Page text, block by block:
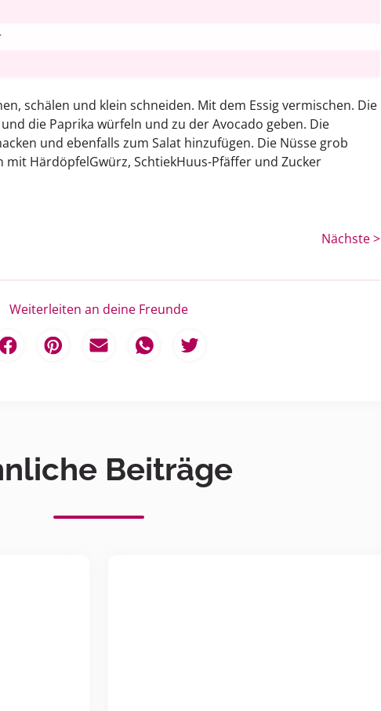
schälen und klein schneiden. Mit dem Essig vermischen. Die
die Paprika würfeln und zu der Avocado geben. Die
und ebenfalls zum Salat hinzufügen. Die Nüsse grob
HärdöpfelGwürz, SchtiekHuus-Pfäffer und Zucker
Nächste >
Weiterleiten an deine Freunde
Beiträge